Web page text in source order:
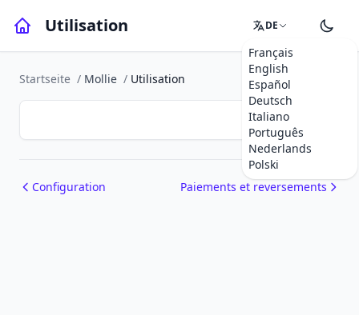
Utilisation DE
Français
English
Español
Deutsch
Italiano
Português
Nederlands
Polski
Startseite / Mollie / Utilisation
Configuration Paiements et reversements